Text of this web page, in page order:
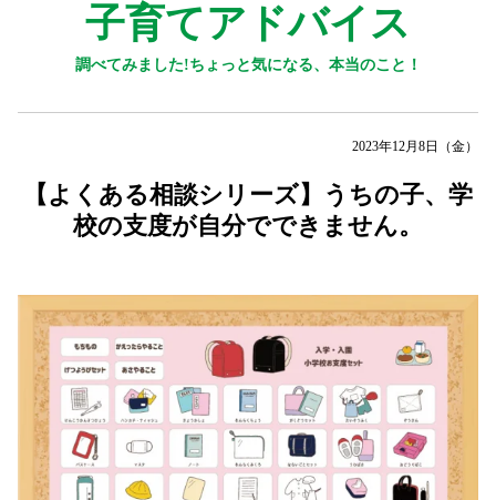
子育てアドバイス
調べてみました!ちょっと気になる、本当のこと！
2023年12月8日（金）
【よくある相談シリーズ】うちの子、学
校の支度が自分でできません。